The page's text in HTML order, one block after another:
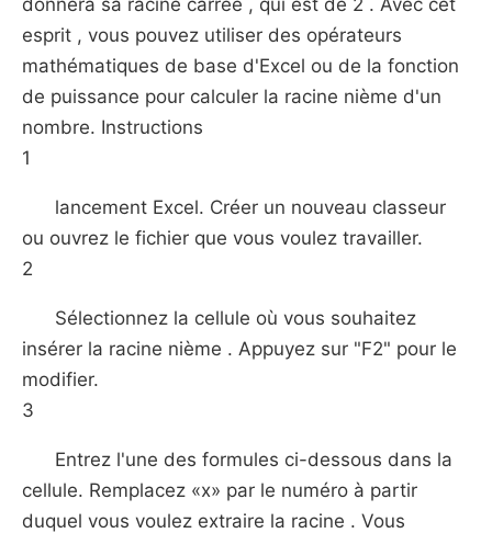
donnera sa racine carrée , qui est de 2 . Avec cet
esprit , vous pouvez utiliser des opérateurs
mathématiques de base d'Excel ou de la fonction
de puissance pour calculer la racine nième d'un
nombre. Instructions
1
lancement Excel. Créer un nouveau classeur
ou ouvrez le fichier que vous voulez travailler.
2
Sélectionnez la cellule où vous souhaitez
insérer la racine nième . Appuyez sur "F2" pour le
modifier.
3
Entrez l'une des formules ci-dessous dans la
cellule. Remplacez «x» par le numéro à partir
duquel vous voulez extraire la racine . Vous